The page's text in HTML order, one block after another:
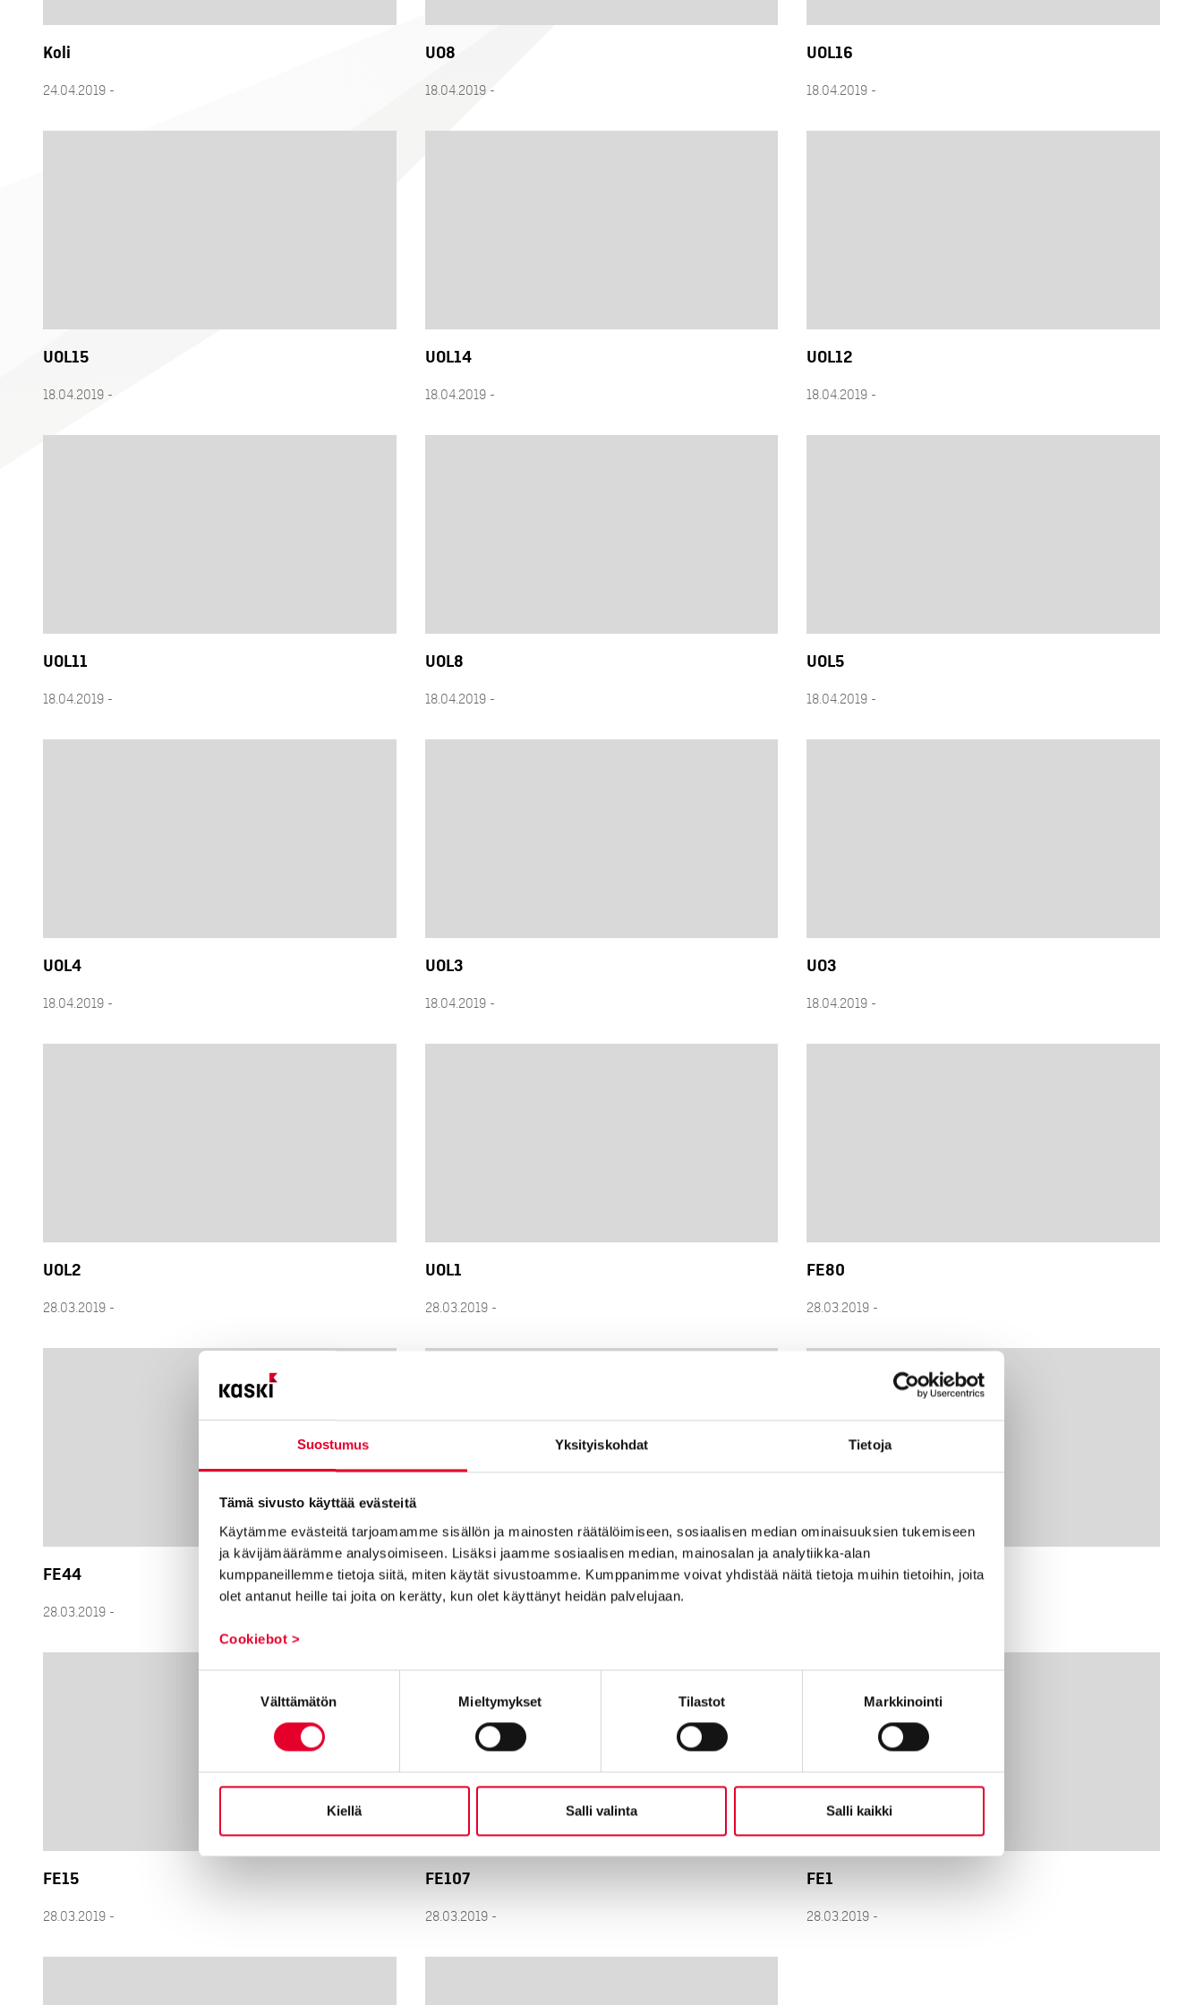
Suostumus Yksityiskohdat Tietoja
Tämä sivusto käyttää evästeitä
Käytämme evästeitä tarjoamamme sisällön ja mainosten räätälöimiseen, sosiaalisen median ominaisuuksien tukemiseen
ja kävijämäärämme analysoimiseen. Lisäksi jaamme sosiaalisen median, mainosalan ja analytiikka-alan
kumppaneillemme tietoja siitä, miten käytät sivustoamme. Kumppanimme voivat yhdistää näitä tietoja muihin tietoihin, joita
olet antanut heille tai joita on kerätty, kun olet käyttänyt heidän palvelujaan.
Cookiebot >
Välttämätön Mieltymykset Tilastot Markkinointi
Kiellä Salli valinta Salli kaikki
Koli
24.04.2019 -
UO8
18.04.2019 -
UOL16
18.04.2019 -
UOL15
18.04.2019 -
UOL14
18.04.2019 -
UOL12
18.04.2019 -
UOL11
18.04.2019 -
UOL8
18.04.2019 -
UOL5
18.04.2019 -
UOL4
18.04.2019 -
UOL3
18.04.2019 -
UO3
18.04.2019 -
UOL2
28.03.2019 -
UOL1
28.03.2019 -
FE80
28.03.2019 -
FE44
28.03.2019 -
FE3 FE18
FE15
28.03.2019 -
FE107
28.03.2019 -
FE1
28.03.2019 -